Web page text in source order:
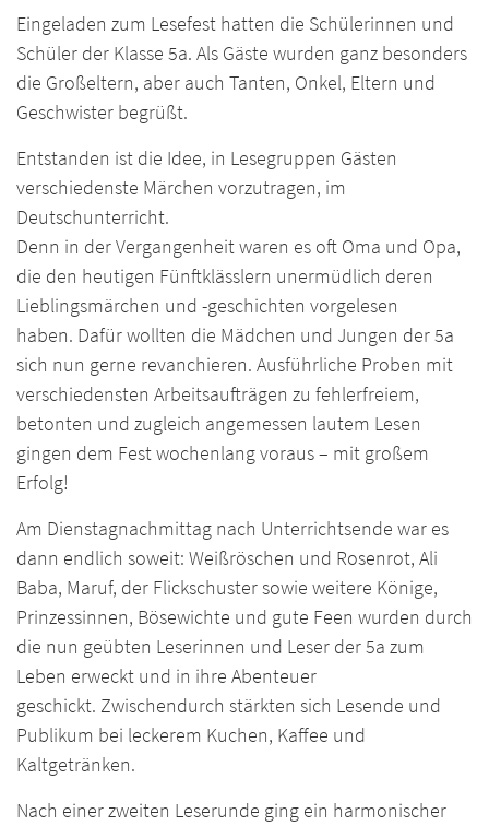
Eingeladen zum Lesefest hatten die Schülerinnen und
Schüler der Klasse 5a. Als Gäste wurden ganz besonders
die Großeltern, aber auch Tanten, Onkel, Eltern und
Geschwister begrüßt.
Entstanden ist die Idee, in Lesegruppen Gästen
verschiedenste Märchen vorzutragen, im
Deutschunterricht.
Denn in der Vergangenheit waren es oft Oma und Opa,
die den heutigen Fünftklässlern unermüdlich deren
Lieblingsmärchen und -geschichten vorgelesen
haben. Dafür wollten die Mädchen und Jungen der 5a
sich nun gerne revanchieren. Ausführliche Proben mit
verschiedensten Arbeitsaufträgen zu fehlerfreiem,
betonten und zugleich angemessen lautem Lesen
gingen dem Fest wochenlang voraus – mit großem
Erfolg!
Am Dienstagnachmittag nach Unterrichtsende war es
dann endlich soweit: Weißröschen und Rosenrot, Ali
Baba, Maruf, der Flickschuster sowie weitere Könige,
Prinzessinnen, Bösewichte und gute Feen wurden durch
die nun geübten Leserinnen und Leser der 5a zum
Leben erweckt und in ihre Abenteuer
geschickt. Zwischendurch stärkten sich Lesende und
Publikum bei leckerem Kuchen, Kaffee und
Kaltgetränken.
Nach einer zweiten Leserunde ging ein harmonischer